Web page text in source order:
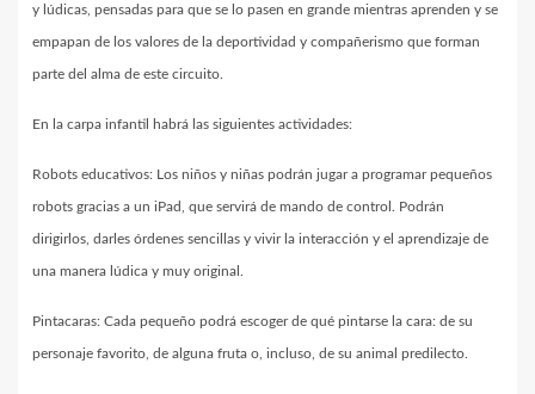
y lúdicas, pensadas para que se lo pasen en grande mientras aprenden y se
empapan de los valores de la deportividad y compañerismo que forman
parte del alma de este circuito.
En la carpa infantil habrá las siguientes actividades:
Robots educativos: Los niños y niñas podrán jugar a programar pequeños
robots gracias a un iPad, que servirá de mando de control. Podrán
dirigirlos, darles órdenes sencillas y vivir la interacción y el aprendizaje de
una manera lúdica y muy original.
Pintacaras: Cada pequeño podrá escoger de qué pintarse la cara: de su
personaje favorito, de alguna fruta o, incluso, de su animal predilecto.